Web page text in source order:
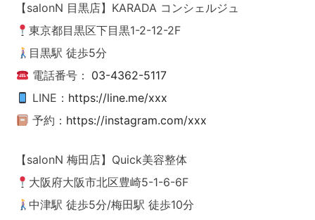
【salonN 目黒店】KARADA コンシェルジュ
東京都目黒区下目黒1-2-12-2F
目黒駅 徒歩5分
電話番号： 03-4362-5117
LINE： https://line.me/xxx
予約： https://instagram.com/xxx
【salonN 梅田店】Quick美容整体
大阪府大阪市北区豊崎5-1-6-6F
中津駅 徒歩5分/梅田駅 徒歩10分